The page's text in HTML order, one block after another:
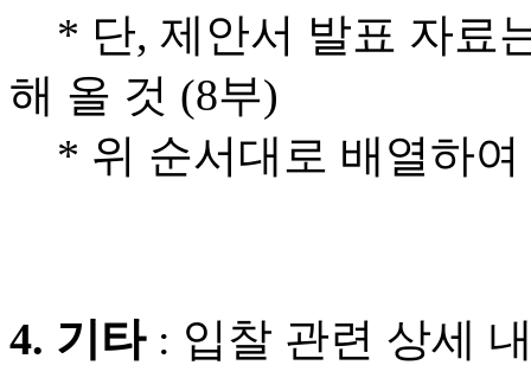
* 단, 제안서 발표 자료
해 올 것 (8부)
* 위 순서대로 배열하여
4. 기타: 입찰 관련 상세